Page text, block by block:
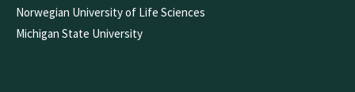
Norwegian University of Life Sciences
Michigan State University